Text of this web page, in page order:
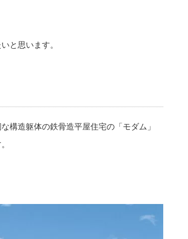
と思います。
構造躯体の鉄骨造平屋住宅の「モダム」